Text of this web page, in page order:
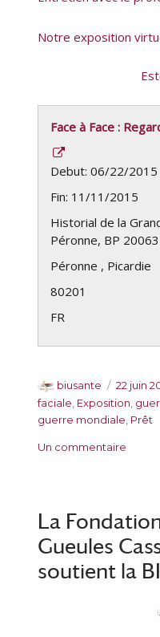
Notre exposition
Face à Face :
Debut: 06/22/2015
Fin: 11/11/2015
Historial de la
Péronne, BP 20063
Péronne , Picardie
80201
FR
A
u
t
u
biusante
P
u
b
i
22 juin
faciale, Exposition,
guerre mondiale, Prêt
Un commentaire
x
p
o
i
La
Gueules
soutient la